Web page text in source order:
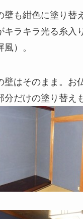
壁も紺色に塗り替
キラキラ光る糸入
風）。
壁はそのまま。お
だけの塗り替え